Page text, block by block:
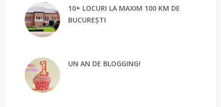
10+ LOCURI LA MAXIM 100 KM DE
BUCUREȘTI
UN AN DE BLOGGING!